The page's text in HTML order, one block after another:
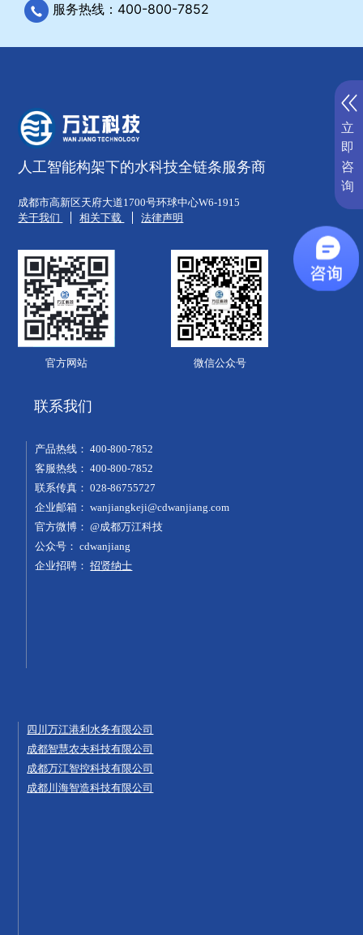
立
即
咨
询
服务热线：400-800-7852
人工智能构架下的水科技全链条服务商
成都市高新区天府大道1700号环球中心W6-1915
关于我们
相关下载 法律声明
官方网站 微信公众号
联系我们
产品热线：400-800-7852
客服热线：400-800-7852
联系传真：028-86755727
企业邮箱：wanjiangkeji@cdwanjiang.com
官方微博：@成都万江科技
公众号：cdwanjiang
企业招聘：招贤纳士
四川万江港利水务有限公司
成都智慧农夫科技有限公司
成都万江智控科技有限公司
成都川海智造科技有限公司